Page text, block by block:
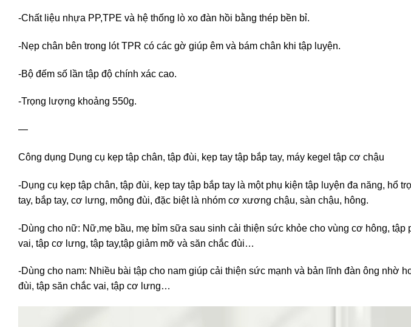
-Chất liệu nhựa PP,TPE và hệ thống lò xo đàn hồi bằng thép bền bỉ.
-Nẹp chân bên trong lót TPR có các gờ giúp êm và bám chân khi tập luyện.
-Bộ đếm số lần tập độ chính xác cao.
-Trọng lượng khoảng 550g.
—
Công dụng Dụng cụ kẹp tập chân, tập đùi, kẹp tay tập bắp tay, máy kegel tập cơ chậu
-Dụng cụ kẹp tập chân, tập đùi, kẹp tay tập bắp tay là một phụ kiện tập luyện đa năng, hổ
tay, bắp tay, cơ lưng, mông đùi, đặc biệt là nhóm cơ xương chậu, sàn chậu, hông.
-Dùng cho nữ: Nữ,mẹ bầu, mẹ bỉm sữa sau sinh cải thiện sức khỏe cho vùng cơ hông,
vai, tập cơ lưng, tập tay,tập giảm mỡ và săn chắc đùi…
-Dùng cho nam: Nhiều bài tập cho nam giúp cải thiện sức mạnh và bản lĩnh đàn ông nhờ
đùi, tập săn chắc vai, tập cơ lưng…